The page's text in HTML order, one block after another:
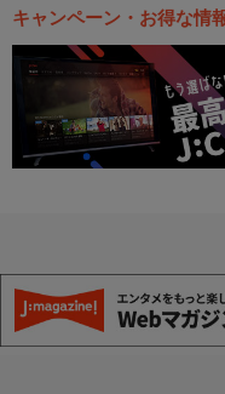
キャンペーン・お得な情